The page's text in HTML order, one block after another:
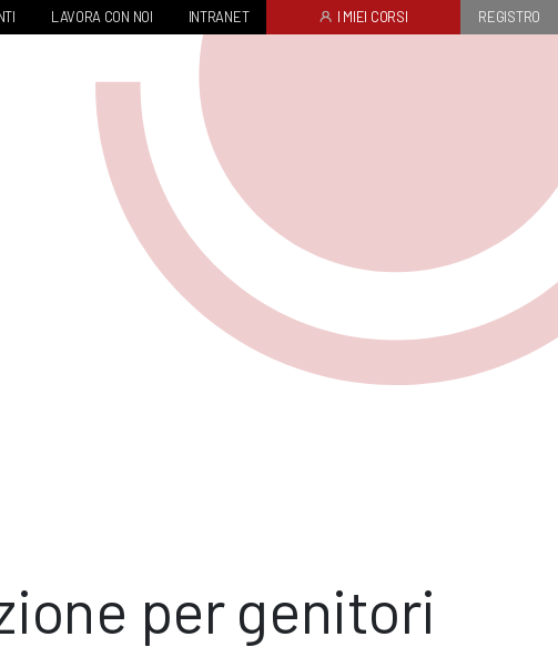
LAVORA CON NOI INTRANET I MIEI CORSI REGISTRO
per genitori